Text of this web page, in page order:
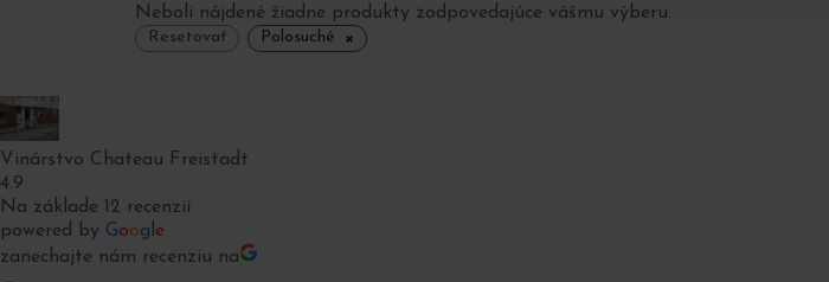
Neboli nájdené žiadne produkty zodpovedajúce vášmu výberu.
Resetovať Polosuché ×
Vinárstvo Chateau Freistadt
4.9
Na základe 12 recenzií
powered by Goog e
zanechajte nám recenziu na